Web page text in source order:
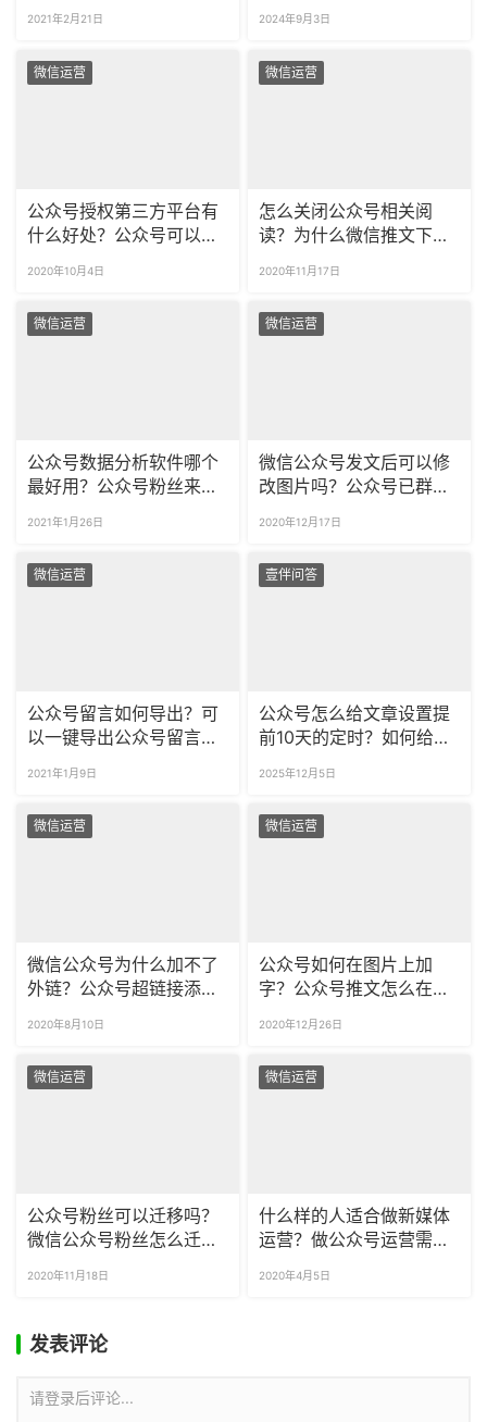
2021年2月21日 2024年9月3日
微信运营
公众号授权第三方平台有
什么好处？公众号可以授
2020年10月4日
微信运营
怎么关闭公众号相关阅
读？为什么微信推文下有
2020年11月17日
微信运营
公众号数据分析软件哪个
最好用？公众号粉丝来源
2021年1月26日
微信运营
微信公众号发文后可以修
改图片吗？公众号已群发
2020年12月17日
微信运营
公众号留言如何导出？可
以一键导出公众号留言
2021年1月9日
壹伴问答
公众号怎么给文章设置提
前10天的定时？如何给公
2025年12月5日
微信运营
微信公众号为什么加不了
外链？公众号超链接添加
2020年8月10日
微信运营
公众号如何在图片上加
字？公众号推文怎么在图
2020年12月26日
微信运营
公众号粉丝可以迁移吗？
微信公众号粉丝怎么迁
2020年11月18日
微信运营
什么样的人适合做新媒体
运营？做公众号运营需要
2020年4月5日
发表评论
请登录后评论...